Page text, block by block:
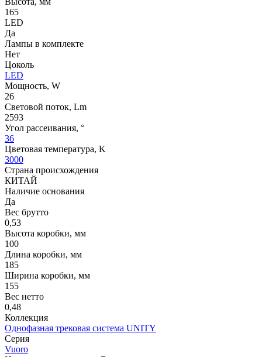
165
LED
Да
Лампы в комплекте
Нет
Цоколь
LED
Мощность, W
26
Световой поток, Lm
2593
Угол рассеивания, °
36
Цветовая температура, K
3000
Страна происхождения
КИТАЙ
Наличие основания
Да
Вес брутто
0,53
Высота коробки, мм
100
Длина коробки, мм
185
Ширина коробки, мм
155
Вес нетто
0,48
Коллекция
Однофазная трековая система UNITY
Серия
Vuoro